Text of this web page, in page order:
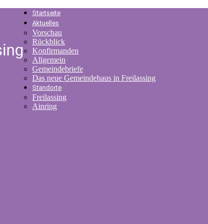
Startseite
Aktuelles
Vorschau
Rückblick
Konfirmanden
Allgemein
Gemeindebriefe
Das neue Gemeindehaus in Freilassing
Standorte
Freilassing
Ainring